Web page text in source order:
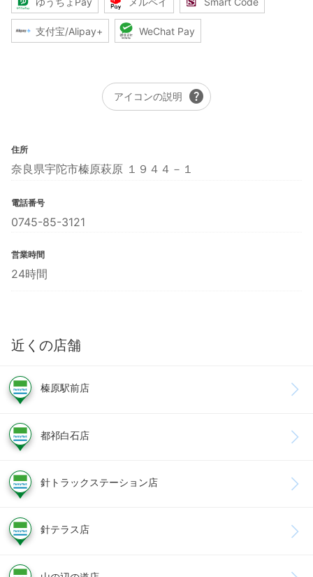
支付宝/Alipay+ WeChat Pay
アイコンの説明 help
住所
奈良県宇陀市榛原萩原 １９４４－１
電話番号
0745-85-3121
営業時間
24時間
近くの店舗
榛原駅前店
都祁白石店
針トラックステーション店
針テラス店